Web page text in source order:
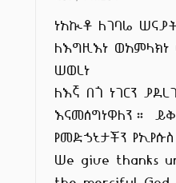
ነአኲቶ ለገባሬ
ለእግዚእነ
ሠወረነ
ለእኛ በጎ ነገርን
እናመሰግነዋለን።
የመድኃኒታችን
We give thanks